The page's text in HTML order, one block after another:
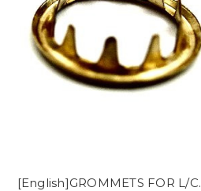
[English]GROMMETS FOR L/C.